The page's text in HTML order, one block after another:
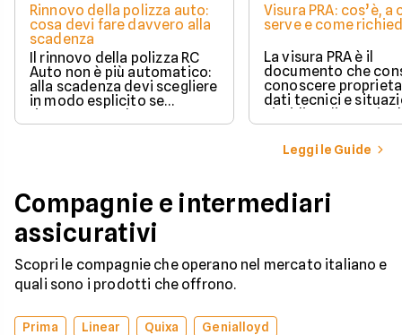
Rinnovo della polizza auto:
cosa devi fare davvero alla
scadenza
Il rinnovo della polizza RC
Auto non è più automatico:
alla scadenza devi scegliere
in modo esplicito se
rinnovare con la stessa
compagnia o stipulare un
Visura PRA: cos’è, a
serve e come
La visura PRA è il
documento che
conoscere
dati tecnici e
giuridica di un
iscritto al Pubblico
Automobilistico.
Leggi le Guide
Compagnie e intermediari
assicurativi
Scopri le compagnie che operano nel mercato italiano e
quali sono i prodotti che offrono.
Prima Linear Quixa
Genialloyd